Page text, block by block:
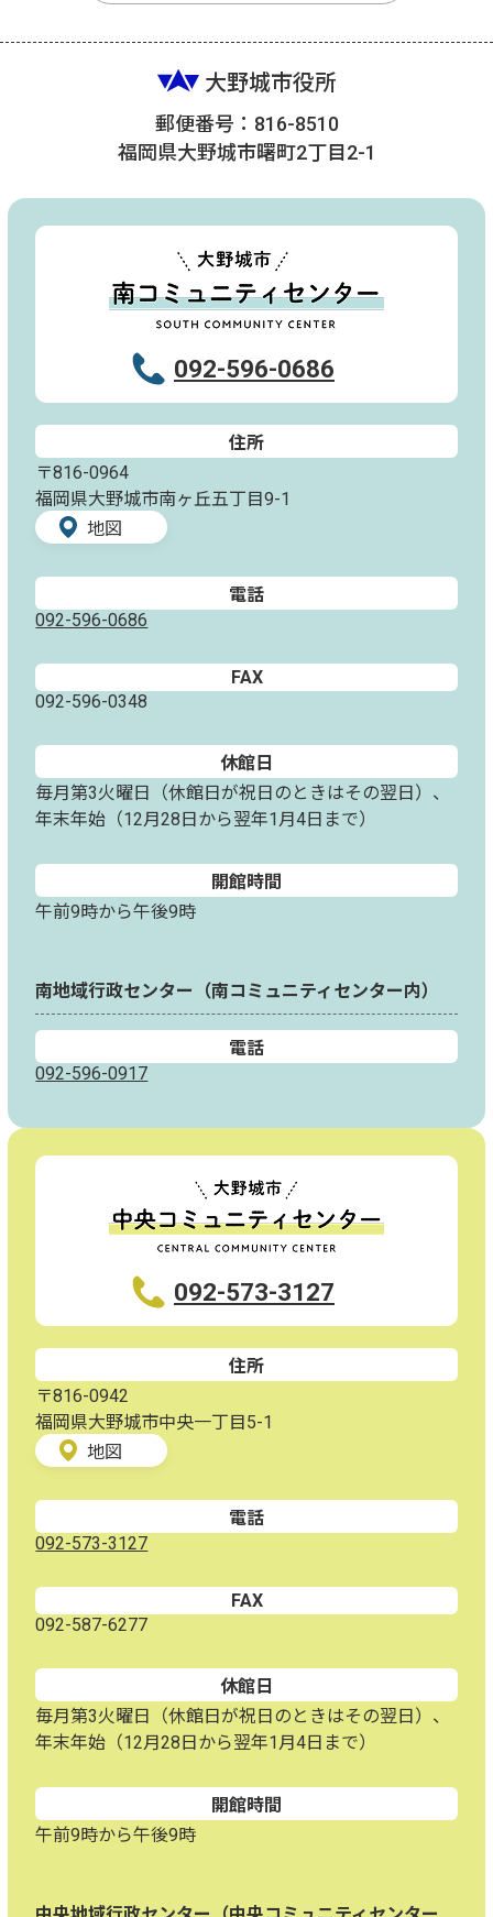
大野城市役所
郵便番号：816-8510
福岡県大野城市曙町2丁目2-1
092-596-0686
住所
〒816-0964
福岡県大野城市南ヶ丘五丁目9-1
地図
電話
092-596-0686
FAX
092-596-0348
休館日
毎月第3火曜日（休館日が祝日のときはその翌日）、
年末年始（12月28日から翌年1月4日まで）
開館時間
午前9時から午後9時
南地域行政センター（南コミュニティセンター内）
電話
092-596-0917
092-573-3127
住所
〒816-0942
福岡県大野城市中央一丁目5-1
地図
電話
092-573-3127
FAX
092-587-6277
休館日
毎月第3火曜日（休館日が祝日のときはその翌日）、
年末年始（12月28日から翌年1月4日まで）
開館時間
午前9時から午後9時